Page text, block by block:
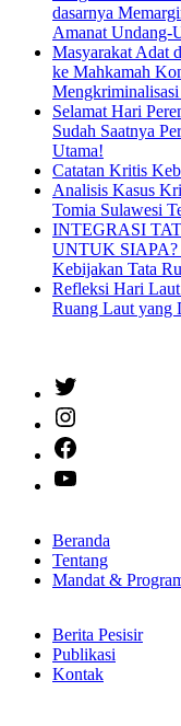
dasarnya
Amanat Undang-
Masyarakat Adat
ke Mahkamah
Selamat Hari
Sudah Saatnya
Utama!
Catatan Kritis
Analisis Kasus
Tomia Sulawesi
INTEGRASI
UNTUK SIAPA?
Kebijakan Tata
Refleksi Hari Laut
Ruang Laut yang
Beranda
Tentang
Mandat &
Berita Pesisir
Publikasi
Kontak